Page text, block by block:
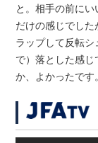
と。相手の前に
だけの感じでし
ラップして反転
で）落とした感
か、よかったです。